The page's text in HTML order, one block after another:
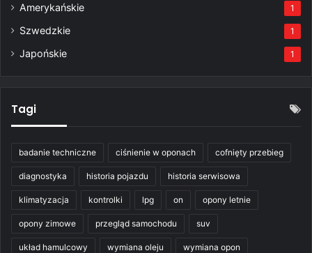
Amerykańskie 1
Szwedzkie 1
Japońskie 1
Tagi
badanie techniczne ciśnienie w oponach cofnięty przebieg
diagnostyka historia pojazdu historia serwisowa
klimatyzacja kontrolki lpg on opony letnie
opony zimowe przegląd samochodu suv
układ hamulcowy wymiana oleju wymiana opon